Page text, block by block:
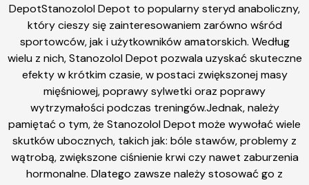
DepotStanozolol Depot to popularny steryd anaboliczny,
który cieszy się zainteresowaniem zarówno wśród
sportowców, jak i użytkowników amatorskich. Według
wielu z nich, Stanozolol Depot pozwala uzyskać skuteczne
efekty w krótkim czasie, w postaci zwiększonej masy
mięśniowej, poprawy sylwetki oraz poprawy
wytrzymałości podczas treningów.Jednak, należy
pamiętać o tym, że Stanozolol Depot może wywołać wiele
skutków ubocznych, takich jak: bóle stawów, problemy z
wątrobą, zwiększone ciśnienie krwi czy nawet zaburzenia
hormonalne. Dlatego zawsze należy stosować go z